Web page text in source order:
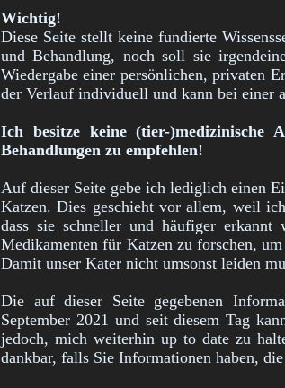
Wichtig!
Diese Seite stellt keine fundierte
und Behandlung, noch soll sie
Wiedergabe einer persönlichen, privaten
der Verlauf individuell und kann bei einer
Ich besitze keine (tier-)medizinische
Behandlungen zu empfehlen!
Auf dieser Seite gebe ich lediglich einen
Katzen. Dies geschieht vor allem, weil
dass sie schneller und häufiger erkannt
Medikamenten für Katzen zu forschen,
Damit unser Kater nicht umsonst leiden
Die auf dieser Seite gegebenen
September 2021 und seit diesem Tag
jedoch, mich weiterhin up to date zu
dankbar, falls Sie Informationen haben,